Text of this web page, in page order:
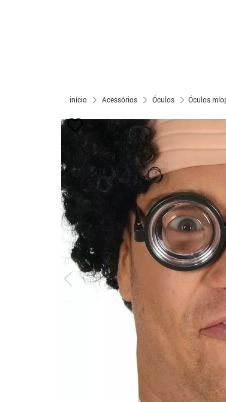
início Acessórios Óculos Óculos